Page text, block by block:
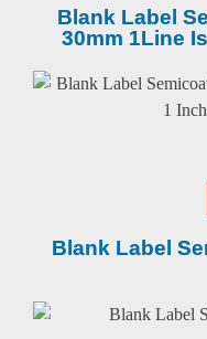
Blank Label
30mm 1Line
Blank Label